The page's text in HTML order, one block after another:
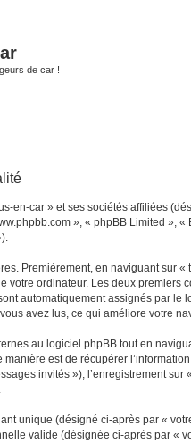
de car !
en-car » et ses sociétés affiliées
», « phpBB Limited »,
Premièrement, en naviguant sur
votre ordinateur. Les deux
automatiquement assignés par
avez lus, ce qui améliore votre
au logiciel phpBB tout en
est de récupérer
invités »), l’enregistrement
unique (désigné ci-après par «
valide (désignée ci-après par «